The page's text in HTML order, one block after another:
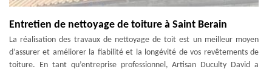
Entretien de nettoyage de toiture à Saint Berain
La réalisation des travaux de nettoyage de toit est un meilleur moyen
d’assurer et améliorer la fiabilité et la longévité de vos revêtements de
toiture. En tant qu’entreprise professionnel, Artisan Duculty David a